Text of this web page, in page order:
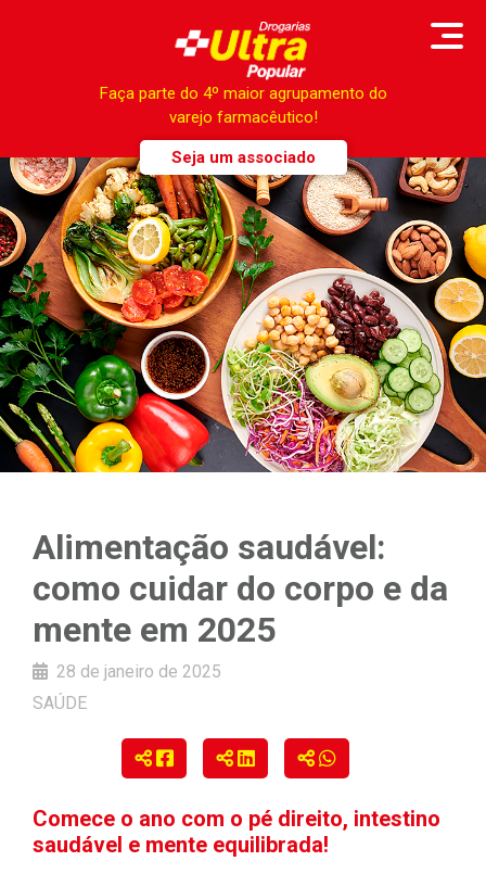
Faça parte do 4º maior agrupamento do
varejo farmacêutico!
Seja um associado
Alimentação saudável:
como cuidar do corpo e da
mente em 2025
28 de janeiro de 2025
SAÚDE
Comece o ano com o pé direito, intestino
saudável e mente equilibrada!